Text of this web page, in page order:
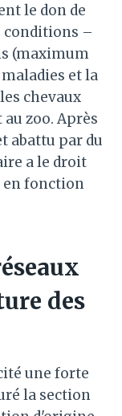
le don de
conditions –
(maximum
maladies et la
chevaux
zoo. Après
abattu par du
a le droit
en fonction
des
une forte
la section